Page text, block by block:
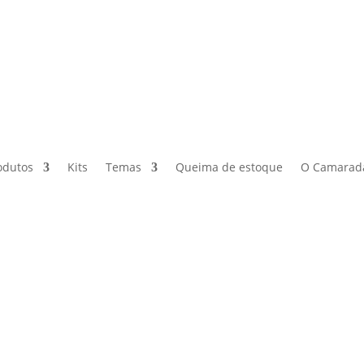
Kits Temas Queima de estoque O